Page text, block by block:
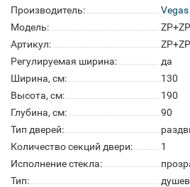
Производитель:
Модель:
Артикул:
Регулируемая ширина:
да
Ширина, см:
130
Высота, см:
190
Глубина, см:
90
Тип дверей:
Количество секций двери:
1
Исполнение стекла:
Тип: